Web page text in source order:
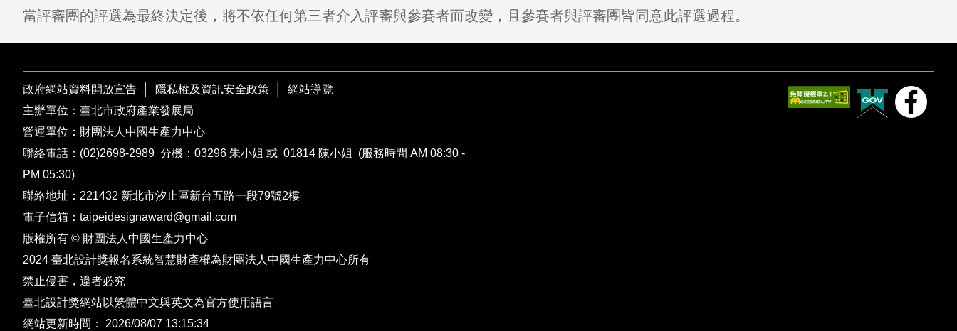
當評審團的評選為最終決定後，將不依任何第三者介入評審與參賽者而改變，且參賽者與評審團皆同意此評選過程。
政府網站資料開放宣告 隱私權及資訊安全政策
網站導覽
主辦單位：臺北市政府產業發展局
營運單位：財團法人中國生產力中心
聯絡電話： (02)2698-2989 分機：03296 朱小姐 或 01814 陳小姐 (服務時間 AM 08:30 -
PM 05:30)
聯絡地址：221432 新北市汐止區新台五路一段79號2樓
電子信箱： taipeidesignaward@gmail.com
版權所有 © 財團法人中國生產力中心
2024 臺北設計獎報名系統智慧財產權為財團法人中國生產力中心所有
禁止侵害，違者必究
臺北設計獎網站以繁體中文與英文為官方使用語言
網站更新時間： 2026/08/07 13:15:34